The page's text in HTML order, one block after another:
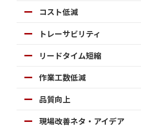
コスト低減
トレーサビリティ
リードタイム短縮
作業工数低減
品質向上
現場改善ネタ・アイデア